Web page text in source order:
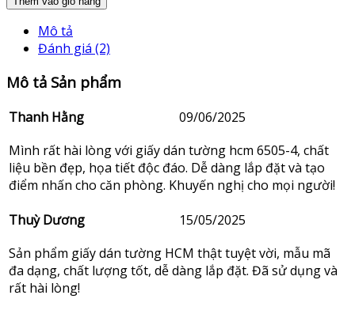
Mô tả
Đánh giá (2)
Mô tả Sản phẩm
Thanh Hằng
09/06/2025
Mình rất hài lòng với giấy dán tường hcm 6505-4, chất
liệu bền đẹp, họa tiết độc đáo. Dễ dàng lắp đặt và tạo
điểm nhấn cho căn phòng. Khuyến nghị cho mọi người!
Thuỳ Dương
15/05/2025
Sản phẩm giấy dán tường HCM thật tuyệt vời, mẫu mã
đa dạng, chất lượng tốt, dễ dàng lắp đặt. Đã sử dụng và
rất hài lòng!